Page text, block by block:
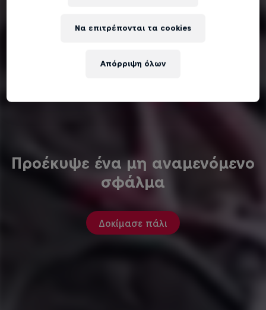
Προέκυψε ένα μη αναμενόμενο
σφάλμα
Δοκίμασε πάλι
Απόρριψη όλων
Να επιτρέπονται τα cookies